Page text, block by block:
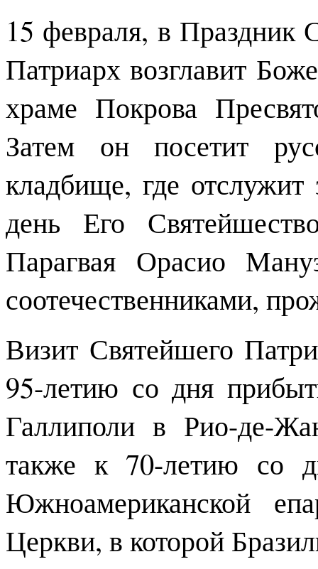
15 февраля, в Праздник
Патриарх возглавит
храме Покрова
Затем он посетит
кладбище, где
день Его
Парагвая Орасио
соотечественниками,
Визит Святейшего
95-летию со дня
Галлиполи в Рио-де-
также к 70-летию со
Южноамериканской
Церкви, в которой